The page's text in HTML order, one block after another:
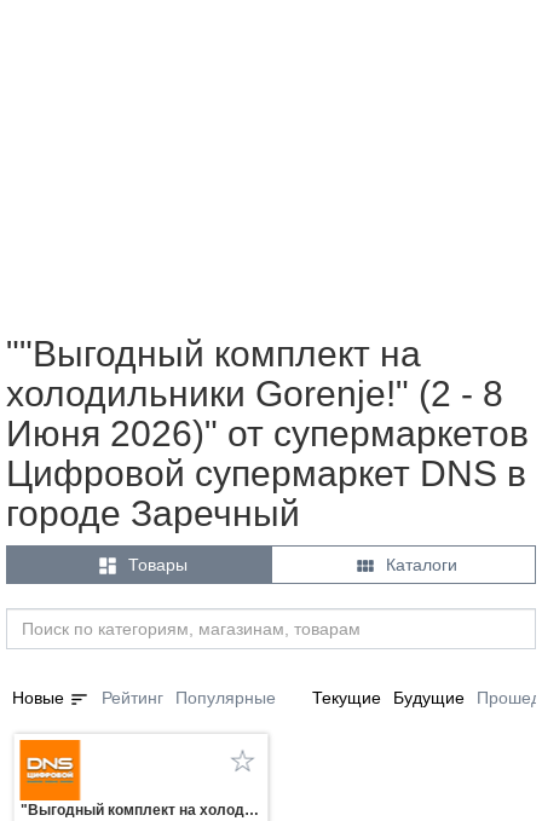
""Выгодный комплект на
холодильники Gorenje!" (2 - 8
Июня 2026)" от супермаркетов
Цифровой супермаркет DNS в
городе Заречный
 Товары  Каталоги
Новые sort Рейтинг Популярные Текущие Будущие
"Выгодный комплект на холодильники Gorenje!"